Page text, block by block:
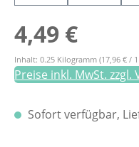
Regulärer Preis:
4,49 €
Inhalt: 0.25 Kilogramm (17,96 € /
Preise inkl. MwSt. zzgl.
Sofort verfügbar,